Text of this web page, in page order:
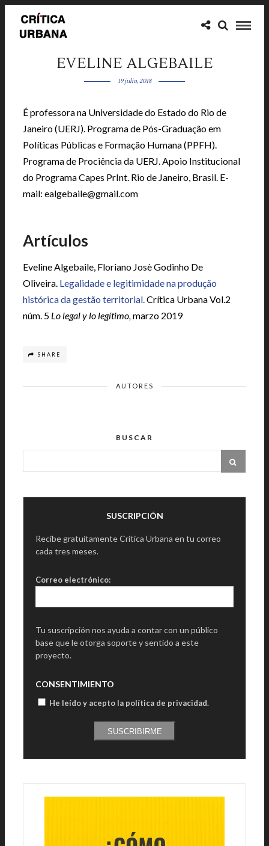
EVELINE ALGEBAILE
19 julio, 2018
É professora na Universidade do Estado do Rio de
Janeiro (UERJ). Programa de Pós-Graduação em
Políticas Públicas e Formação Humana (PPFH).
Programa de Prociência da UERJ. Apoio Institucional
do Programa Capes PrInt. Rio de Janeiro, Brasil. E-
mail: ealgebaile@gmail.com
Artículos
Eveline Algebaile, Floriano Josè Godinho De
Oliveira. Legalidade e legitimidade na produção
histórica da gestão territorial.Crítica Urbana Vol.2
núm. 5 Lo legal y lo legítimo,marzo 2019
SHARE
AUTORES
BUSCAR
SUSCRIPCIÓN
Recibe gratuitamente Crítica Urbana en tu correo
cada tres meses.
Correo electrónico:
Tu suscripción nos ayuda a contar con un público
base que le otorga soporte y sentido a este
proyecto.
CONSENTIMIENTO
He leído y acepto la política de privacidad.
SUSCRIBIRME